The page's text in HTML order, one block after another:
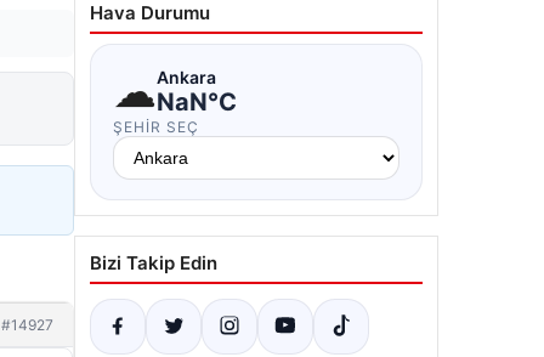
#14927
Hava Durumu
☁Ankara
NaN°C
ŞEHIR SEÇ
Bizi Takip Edin